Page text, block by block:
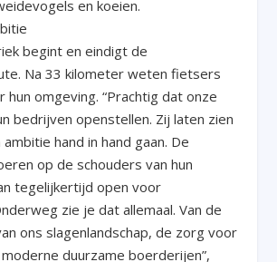
en koeien.
begint en eindigt de
Na 33 kilometer weten fietsers
hun omgeving. “Prachtig dat onze
bedrijven openstellen. Zij laten zien
hand in hand gaan. De
op de schouders van hun
tegelijkertijd open voor
zie je dat allemaal. Van de
ons slagenlandschap, de zorg voor
duurzame boerderijen”,